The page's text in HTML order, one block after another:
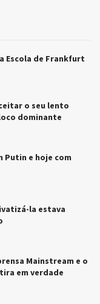
Escola de Frankfurt
o seu lento
dominante
Putin e hoje com
la estava
Mainstream e o
em verdade